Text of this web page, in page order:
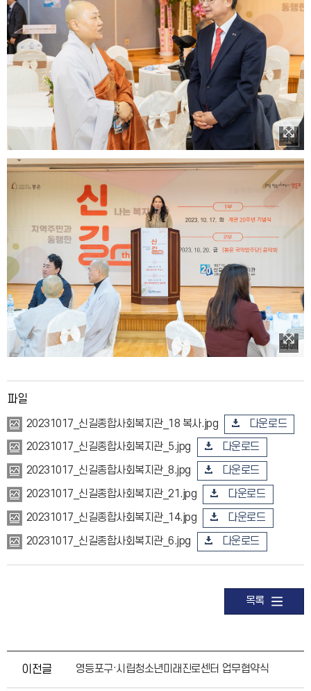
이미지 확대보기
이미지 확대보기
파일
20231017_신길종합사회복지관_18 복사.jpg
다운로드
20231017_신길종합사회복지관_5.jpg
다운로드
20231017_신길종합사회복지관_8.jpg
다운로드
20231017_신길종합사회복지관_21.jpg
다운로드
20231017_신길종합사회복지관_14.jpg
다운로드
20231017_신길종합사회복지관_6.jpg
다운로드
목록
이전글 영등포구·시립청소년미래진로센터 업무협약식